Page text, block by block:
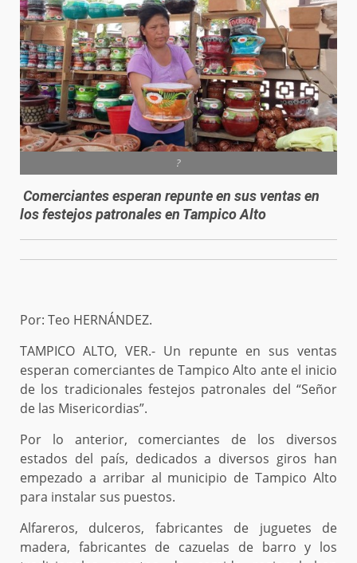
?
Comerciantes esperan repunte en sus ventas en
los festejos patronales en Tampico Alto
Por: Teo HERNÁNDEZ.
TAMPICO ALTO, VER.- Un repunte en sus ventas
esperan comerciantes de Tampico Alto ante el inicio
de los tradicionales festejos patronales del “Señor
de las Misericordias”.
Por lo anterior, comerciantes de los diversos
estados del país, dedicados a diversos giros han
empezado a arribar al municipio de Tampico Alto
para instalar sus puestos.
Alfareros, dulceros, fabricantes de juguetes de
madera, fabricantes de cazuelas de barro y los